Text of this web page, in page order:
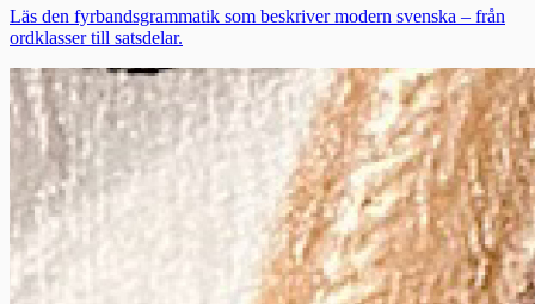
Läs den fyrbandsgrammatik som beskriver modern svenska – från
ordklasser till satsdelar.